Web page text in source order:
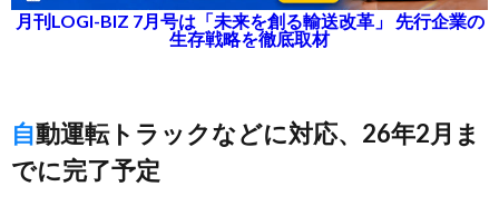
月刊LOGI-BIZ 7月号は「未来を創る輸送改革」 先行企業の
生存戦略を徹底取材
自動運転トラックなどに対応、26年2月ま
でに完了予定